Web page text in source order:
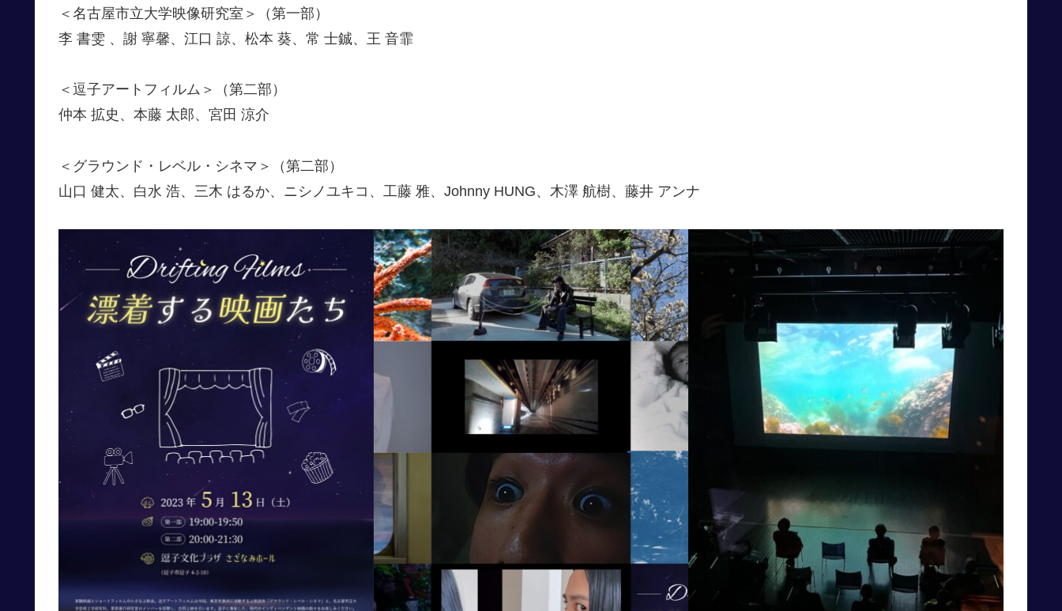
＜名古屋市立大学映像研究室＞（第一部）
李 書雯 、謝 寧馨、江口 諒、松本 葵、常 士鋮、王 音霏
＜逗子アートフィルム＞（第二部）
仲本 拡史、本藤 太郎、宮田 涼介
＜グラウンド・レベル・シネマ＞（第二部）
山口 健太、白水 浩、三木 はるか、ニシノユキコ、工藤 雅、Johnny HUNG、木澤 航樹、藤井 アンナ